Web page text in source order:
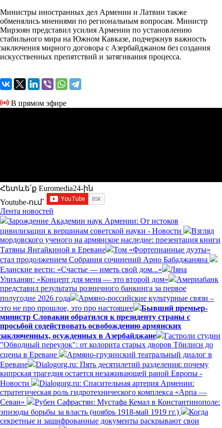
Министры иностранных дел Армении и Латвии также
обменялись мнениями по региональным вопросам. Министр
Мирзоян представил усилия Армении по установлению
стабильного мира на Южном Кавказе, подчеркнув важность
заключения мирного договора с Азербайджаном без создания
искусственных препятствий и затягивания процесса.
В прямом эфире
Հետևե՛ք Euromedia24-ին
Youtube-ում`
Лента новостей
Зарождение Академии наук Армении: От истоков
цивилизации к вершинам советской науки - Новости
Взгляд
мордовского ученого на армянское наследие: презентация книги
Татяны Янгайкиной в Ереване
Том «Фортепианные дуэты»
стал продолжением Собрания сочинений Арно Бабаджаняна
Еланские вести: «Счастье — иметь свой дом...»
Ляна
Улиханян: «Концерт для меня — это второй дом»
Америабанк
представил результаты розничного банкинга за первое
полугодие 2026 года
Армяно-российские культурные связи –
это не про прошлое, это про настоящее
Бывший премьер-
министр Словакии обратился к президенту страны с
просьбой содействовать освобождению армянских
заключенных, осужденных в Азербайджане
Гастроли студии
"Обводный переулок": от колорита старых дворов Тбилиси до
сцены в Ереване
Армяно-грузинский театральный диалог в
Ереване
Dialogorg.ru: Пять десятилетий разделения: почему
кипрская трагедия остается незаживающей раной Европы -
Новости
Dialogorg.ru: Спасительная артерия Армении:
стратегическая роль гидротехнического комплекса «Арпа —
Севан»
Рубен Сафрастян: Мустафа Кемал в Константинополе:
эпизоды борьбы за власть (ноябрь 1918-май 1919 гг.)
Когда
секретные и зашифрованные документы раскрывают свои